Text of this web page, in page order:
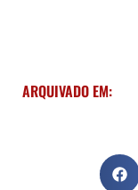
ARQUIVADO EM: